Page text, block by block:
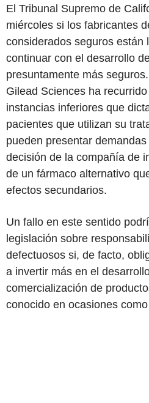
El Tribunal Supremo de
miércoles si los fabricantes
considerados seguros están
continuar con el desarrollo
presuntamente más seguros.
Gilead Sciences ha
instancias inferiores que
pacientes que utilizan su
pueden presentar
decisión de la compañía de
de un fármaco alternativo
efectos secundarios.
Un fallo en este sentido
legislación sobre
defectuosos si, de facto,
a invertir más en el
comercialización de
conocido en ocasiones